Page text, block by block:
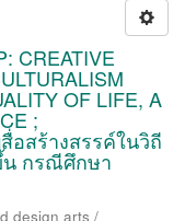
CREATIVE
OF LIFE, A
;
สร้างสรรค์ในวิถี
กรณีศึกษา
design arts /